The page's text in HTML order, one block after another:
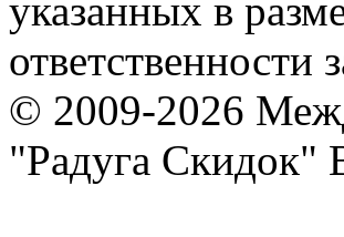
указанных в
ответственности
© 2009-2026
"Радуга Скидок"